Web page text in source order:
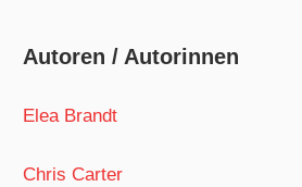
Autoren / Autorinnen
Elea Brandt
Chris Carter